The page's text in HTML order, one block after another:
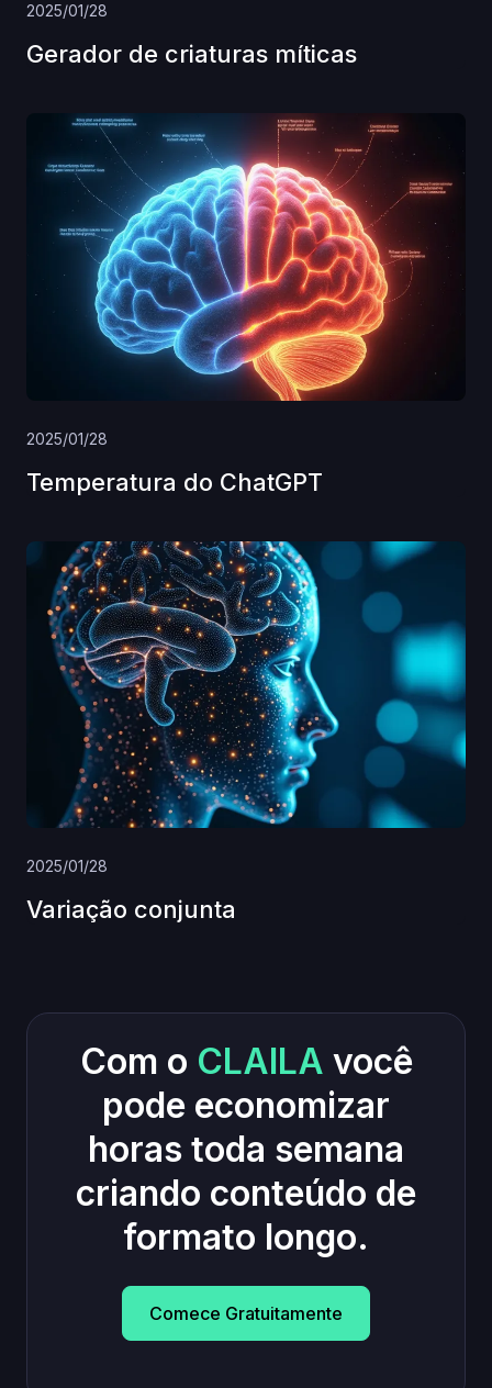
2025/01/28
Gerador de criaturas míticas
2025/01/28
Temperatura do ChatGPT
2025/01/28
Variação conjunta
Com o CLAILA você
pode economizar
horas toda semana
criando conteúdo de
formato longo.
Comece Gratuitamente